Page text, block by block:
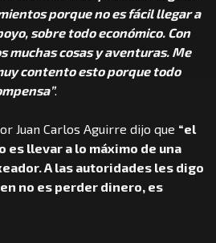
porque no es fácil llegar a
sobre todo económico. Con
muchas cosas y aventuras. Me
contento esto porque todo
.
Juan Carlos Aguirre dijo que “el
es llevar a lo máximo de una
A las autoridades les digo
no es perder dinero, es